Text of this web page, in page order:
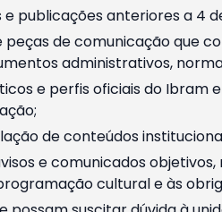
publicações anteriores a 4
de comunicação que
administrativos,
e perfis oficiais do Ibram
de conteúdos
e comunicados
cultural e às